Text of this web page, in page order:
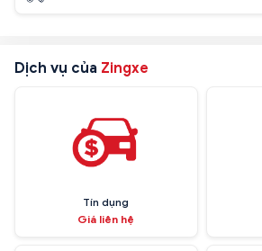
Dịch vụ của Zingxe
Tín dụng
Giá liên hệ